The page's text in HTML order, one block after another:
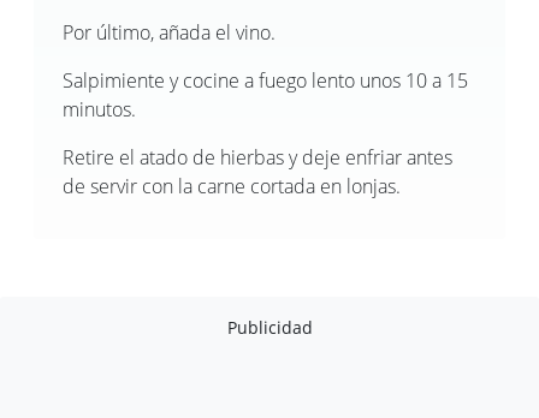
Por último, añada el vino.
Salpimiente y cocine a fuego lento unos 10 a 15
minutos.
Retire el atado de hierbas y deje enfriar antes
de servir con la carne cortada en lonjas.
Publicidad